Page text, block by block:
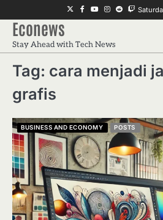
to
content
Twitter
Facebook
YoutubeInstagram
RedditTwitch
Econews
Stay Ahead with Tech News
Tag: cara menjadi
grafis
BUSINESS AND ECONOMY POSTS